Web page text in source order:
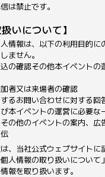
は禁止です。
いについて】
情報は、以下の利用目的に
ません。
の確認その他本イベントの
者又は来場者の確認
るお問い合わせに対する回
本イベントの運営に必要な
の他のイベントの案内、広
、当社公式ウェブサイトに
人情報の取り扱いについて
報を取り扱います。